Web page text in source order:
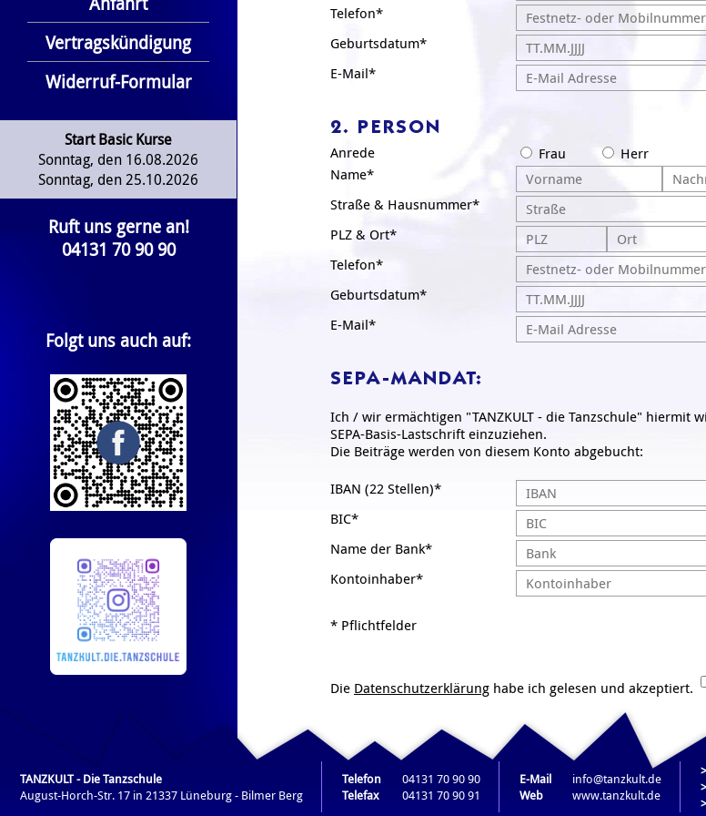
Vertragskündigung
Widerruf-Formular
Start Basic Kurse
Sonntag, den 16.08.2026
Sonntag, den 25.10.2026
Ruft uns gerne an!
04131 70 90 90
Folgt uns auch auf:
Telefon*
Geburtsdatum*
E-Mail*
2. PERSON
Anrede Frau
Herr
Name*
Straße & Hausnummer*
PLZ & Ort*
Telefon*
Geburtsdatum*
E-Mail*
SEPA-MANDAT:
Ich / wir ermächtigen "TANZKULT - die Tanzschule" hiermit
SEPA-Basis-Lastschrift einzuziehen.
Die Beiträge werden von diesem Konto abgebucht:
IBAN (22 Stellen)*
BIC*
Name der Bank*
Kontoinhaber*
* Pflichtfelder
Die Datenschutzerklärung habe ich gelesen und akzeptiert.
TANZKULT - Die Tanzschule
August-Horch-Str. 17 in 21337 Lüneburg - Bilmer Berg
Telefon
Telefax
04131 70 90 90
04131 70 90 91
E-Mail
Web
info@tanzkult.de
www.tanzkult.de